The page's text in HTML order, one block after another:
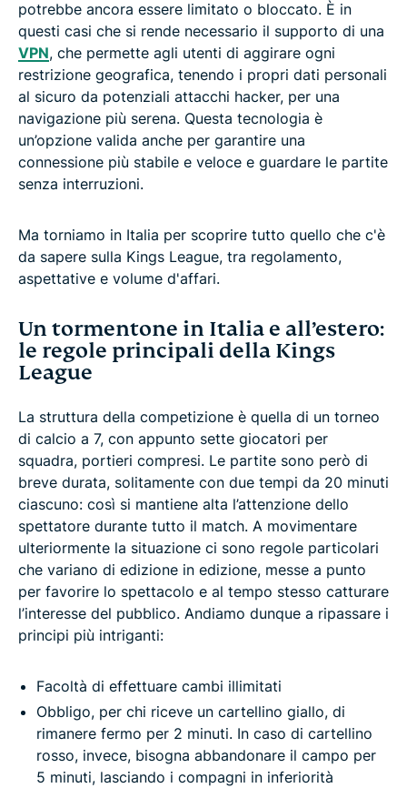
potrebbe ancora essere limitato o bloccato. È in
questi casi che si rende necessario il supporto di una
VPN, che permette agli utenti di aggirare ogni
restrizione geografica, tenendo i propri dati personali
al sicuro da potenziali attacchi hacker, per una
navigazione più serena. Questa tecnologia è
un’opzione valida anche per garantire una
connessione più stabile e veloce e guardare le partite
senza interruzioni.
Ma torniamo in Italia per scoprire tutto quello che c'è
da sapere sulla Kings League, tra regolamento,
aspettative e volume d'affari.
Un tormentone in Italia e all’estero:
le regole principali della Kings
League
La struttura della competizione è quella di un torneo
di calcio a 7, con appunto sette giocatori per
squadra, portieri compresi. Le partite sono però di
breve durata, solitamente con due tempi da 20 minuti
ciascuno: così si mantiene alta l’attenzione dello
spettatore durante tutto il match. A movimentare
ulteriormente la situazione ci sono regole particolari
che variano di edizione in edizione, messe a punto
per favorire lo spettacolo e al tempo stesso catturare
l’interesse del pubblico. Andiamo dunque a ripassare i
principi più intriganti:
Facoltà di effettuare cambi illimitati
Obbligo, per chi riceve un cartellino giallo, di
rimanere fermo per 2 minuti. In caso di cartellino
rosso, invece, bisogna abbandonare il campo per
5 minuti, lasciando i compagni in inferiorità